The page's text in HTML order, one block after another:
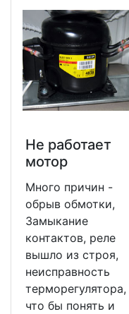
Не работает
мотор
Много причин -
обрыв обмотки,
Замыкание
контактов, реле
вышло из строя,
неисправность
терморегулятора,
что бы понять и